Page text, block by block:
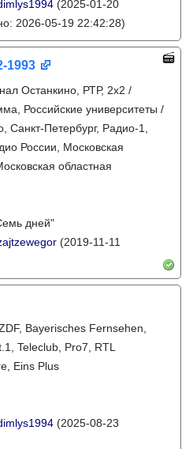
(2025-01-20
2026-05-19 22:42:28)
1993
Останкино, РТР, 2х2 /
Российские университеты /
Санкт-Петербург, Радио-1,
России, Московская
областная
дней"
(2019-11-11
Bayerisches Fernsehen,
Teleclub, Pro7, RTL
Eins Plus
(2025-08-23